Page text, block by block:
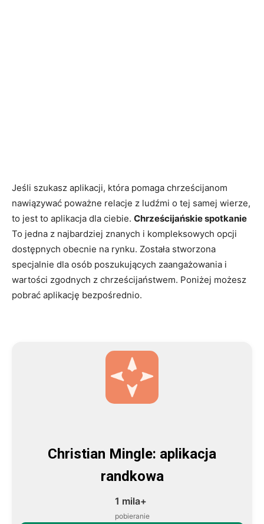
Jeśli szukasz aplikacji, która pomaga chrześcijanom
nawiązywać poważne relacje z ludźmi o tej samej wierze,
to jest to aplikacja dla ciebie. Chrześcijańskie spotkanie
To jedna z najbardziej znanych i kompleksowych opcji
dostępnych obecnie na rynku. Została stworzona
specjalnie dla osób poszukujących zaangażowania i
wartości zgodnych z chrześcijaństwem. Poniżej możesz
pobrać aplikację bezpośrednio.
Christian Mingle: aplikacja
randkowa
1 mila+
pobieranie